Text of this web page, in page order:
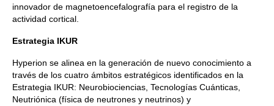
innovador de magnetoencefalografía para el registro de la
actividad cortical.
Estrategia IKUR
Hyperion se alinea en la generación de nuevo conocimiento a
través de los cuatro ámbitos estratégicos identificados en la
Estrategia IKUR: Neurobiociencias, Tecnologías Cuánticas,
Neutriónica (física de neutrones y neutrinos) y